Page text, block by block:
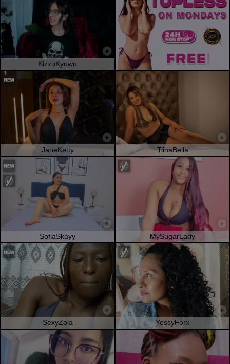
KizzuKyuwu
JaneKetty TiinaBella
SofiaSkayy MySugarLady
SexyZola YessyForx